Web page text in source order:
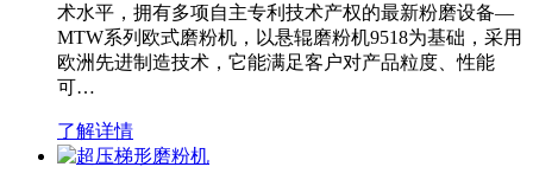
术水平，拥有多项自主专利技术产权的最新粉磨设备—
MTW系列欧式磨粉机，以悬辊磨粉机9518为基础，采用
欧洲先进制造技术，它能满足客户对产品粒度、性能
可…
了解详情